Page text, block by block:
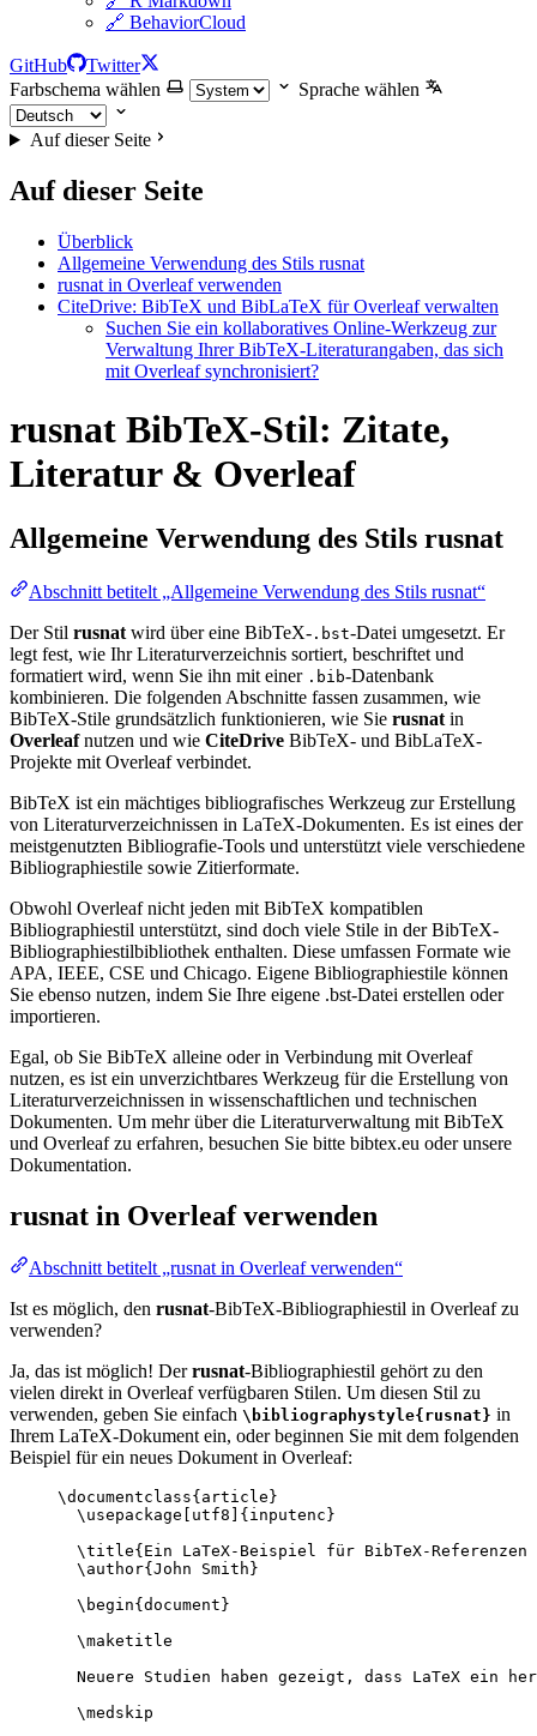
🔗 BehaviorCloud
GitHub
Twitter
Farbschema wählen
Sprache wählen
Auf dieser Seite
Auf dieser Seite
Überblick
Allgemeine Verwendung des Stils rusnat
rusnat in Overleaf verwenden
CiteDrive: BibTeX und BibLaTeX für Overleaf verwalten
Suchen Sie ein kollaboratives Online-Werkzeug zur
Verwaltung Ihrer BibTeX-Literaturangaben, das sich
mit Overleaf synchronisiert?
rusnat BibTeX-Stil: Zitate,
Literatur & Overleaf
Allgemeine Verwendung des Stils rusnat
Abschnitt betitelt „Allgemeine Verwendung des Stils rusnat“
Der Stil rusnat wird über eine BibTeX- .bst-Datei umgesetzt. Er
legt fest, wie Ihr Literaturverzeichnis sortiert, beschriftet und
formatiert wird, wenn Sie ihn mit einer .bib-Datenbank
kombinieren. Die folgenden Abschnitte fassen zusammen, wie
BibTeX-Stile grundsätzlich funktionieren, wie Sie rusnat in
Overleafnutzen und wie CiteDrive BibTeX- und BibLaTeX-
Projekte mit Overleaf verbindet.
BibTeX ist ein mächtiges bibliografisches Werkzeug zur Erstellung
von Literaturverzeichnissen in LaTeX-Dokumenten. Es ist eines der
meistgenutzten Bibliografie-Tools und unterstützt viele verschiedene
Bibliographiestile sowie Zitierformate.
Obwohl Overleaf nicht jeden mit BibTeX kompatiblen
Bibliographiestil unterstützt, sind doch viele Stile in der BibTeX-
Bibliographiestilbibliothek enthalten. Diese umfassen Formate wie
APA, IEEE, CSE und Chicago. Eigene Bibliographiestile können
Sie ebenso nutzen, indem Sie Ihre eigene .bst-Datei erstellen oder
importieren.
Egal, ob Sie BibTeX alleine oder in Verbindung mit Overleaf
nutzen, es ist ein unverzichtbares Werkzeug für die Erstellung von
Literaturverzeichnissen in wissenschaftlichen und technischen
Dokumenten. Um mehr über die Literaturverwaltung mit BibTeX
und Overleaf zu erfahren, besuchen Sie bitte bibtex.eu oder unsere
Dokumentation.
rusnat in Overleaf verwenden
Abschnitt betitelt „rusnat in Overleaf verwenden“
Ist es möglich, den rusnat-BibTeX-Bibliographiestil in Overleaf zu
verwenden?
Ja, das ist möglich! Derrusnat-Bibliographiestil gehört zu den
vielen direkt in Overleaf verfügbaren Stilen. Um diesen Stil zu
verwenden, geben Sie einfach \bibliographystyle{rusnat} in
Ihrem LaTeX-Dokument ein, oder beginnen Sie mit dem folgenden
Beispiel für ein neues Dokument in Overleaf:
\documentclass{ article }
\usepackage
utf8 ]{ inputenc }
\title{Ein LaTeX-Beispiel für BibTeX-
\author{John Smith}
\begin{ document }
\maketitle
Neuere Studien haben gezeigt, dass LaTeX ein
\medskip